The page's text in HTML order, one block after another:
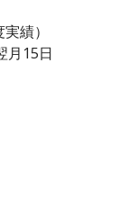
績）
月15日